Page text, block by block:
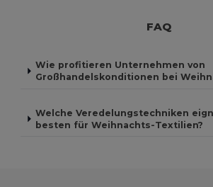
FAQ
Wie profitieren Unternehmen von
Großhandelskonditionen bei
Welche Veredelungstechniken
besten für Weihnachts-Textilien?